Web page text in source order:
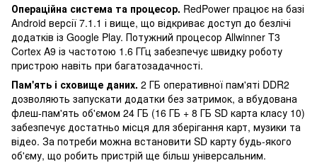
Операційна система та процесор. RedPower працює на базі
Android версії 7.1.1 і вище, що відкриває доступ до безлічі
додатків із Google Play. Потужний процесор Allwinner T3
Cortex A9 із частотою 1.6 ГГц забезпечує швидку роботу
пристрою навіть при багатозадачності.
Пам'ять і сховище даних. 2 ГБ оперативної пам'яті DDR2
дозволяють запускати додатки без затримок, а вбудована
флеш-пам'ять об'ємом 24 ГБ (16 ГБ + 8 ГБ SD карта класу 10)
забезпечує достатньо місця для зберігання карт, музики та
відео. За потреби можна встановити SD карту будь-якого
об'єму, що робить пристрій ще більш універсальним.